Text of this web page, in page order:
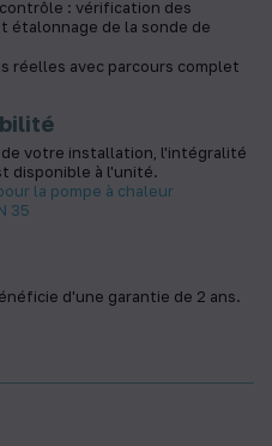
: vérification des
étalonnage de la sonde de
réelles avec parcours complet
votre installation, l'intégralité
disponible à l'unité.
la pompe à chaleur
35
d'une garantie de 2 ans.